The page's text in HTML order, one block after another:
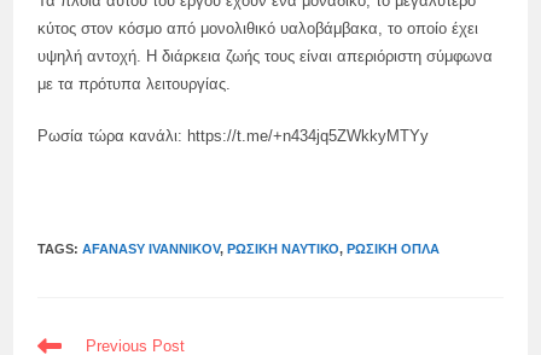
κύτος στον κόσμο από μονολιθικό υαλοβάμβακα, το οποίο έχει
υψηλή αντοχή. Η διάρκεια ζωής τους είναι απεριόριστη σύμφωνα
με τα πρότυπα λειτουργίας.
Ρωσία τώρα κανάλι: https://t.me/+n434jq5ZWkkyMTYy
TAGS:AFANASY IVANNIKOV, ΡΩΣΙΚΉ ΝΑΥΤΙΚΌ, ΡΩΣΙΚΉ ΌΠΛΑ
READ
Previous Post